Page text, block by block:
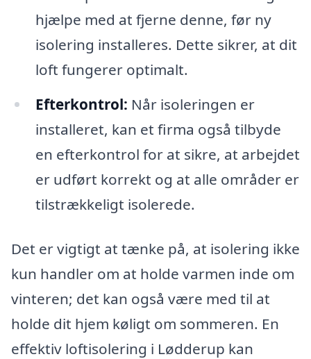
hjælpe med at fjerne denne, før ny
isolering installeres. Dette sikrer, at dit
loft fungerer optimalt.
Efterkontrol: Når isoleringen er
installeret, kan et firma også tilbyde
en efterkontrol for at sikre, at arbejdet
er udført korrekt og at alle områder er
tilstrækkeligt isolerede.
Det er vigtigt at tænke på, at isolering ikke
kun handler om at holde varmen inde om
vinteren; det kan også være med til at
holde dit hjem køligt om sommeren. En
effektiv loftisolering i Lødderup kan